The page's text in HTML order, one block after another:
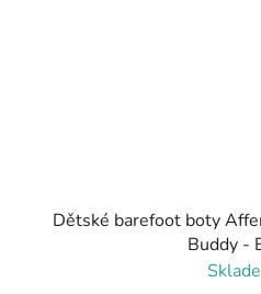
Dětské barefoot boty
Buddy -